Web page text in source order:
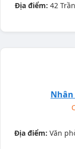
Địa điểm: 42
Nhân
Địa điểm: Văn